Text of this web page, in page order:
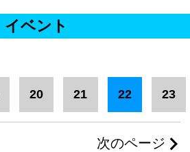
イベント
20 21 22 23
次のページ